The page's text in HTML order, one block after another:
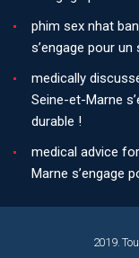
phim sex nhat ban
s’engage pour
medically
Seine-et-Marne
durable !
medical advice
Marne s’engage
2019.